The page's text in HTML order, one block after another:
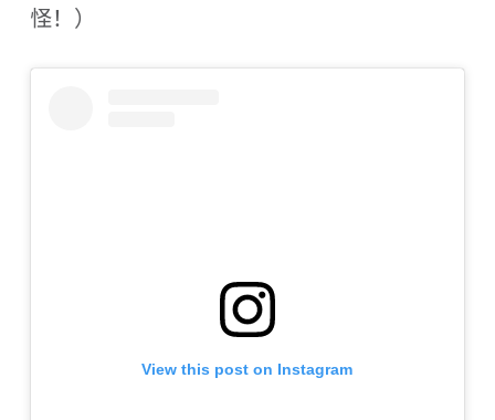
怪！）
View this post on Instagram